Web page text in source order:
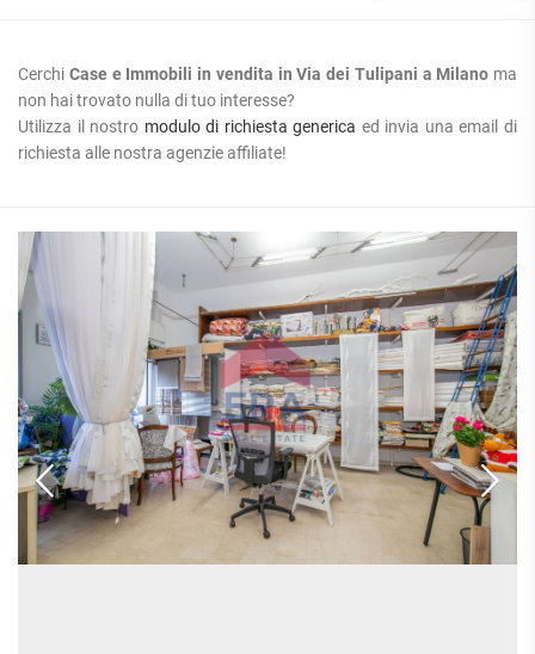
Cerchi Case e Immobili in vendita in Via dei Tulipani a Milano ma
non hai trovato nulla di tuo interesse?
Utilizza il nostro modulo di richiesta generica ed invia una email di
richiesta alle nostra agenzie affiliate!